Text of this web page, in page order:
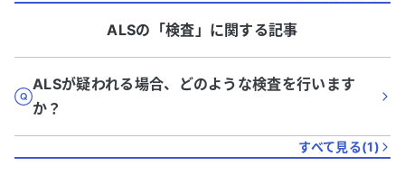
ALSの「検査 」に関する記事
ALSが疑われる場合、どのような検査を行います
か？
すべて見る(1)